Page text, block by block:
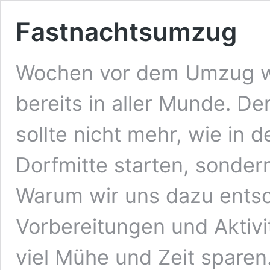
Fastnachtsumzug
Wochen vor dem Umzug
bereits in aller Munde.
sollte nicht mehr, wie in
Dorfmitte starten,
Warum wir uns dazu
Vorbereitungen und
viel Mühe und Zeit